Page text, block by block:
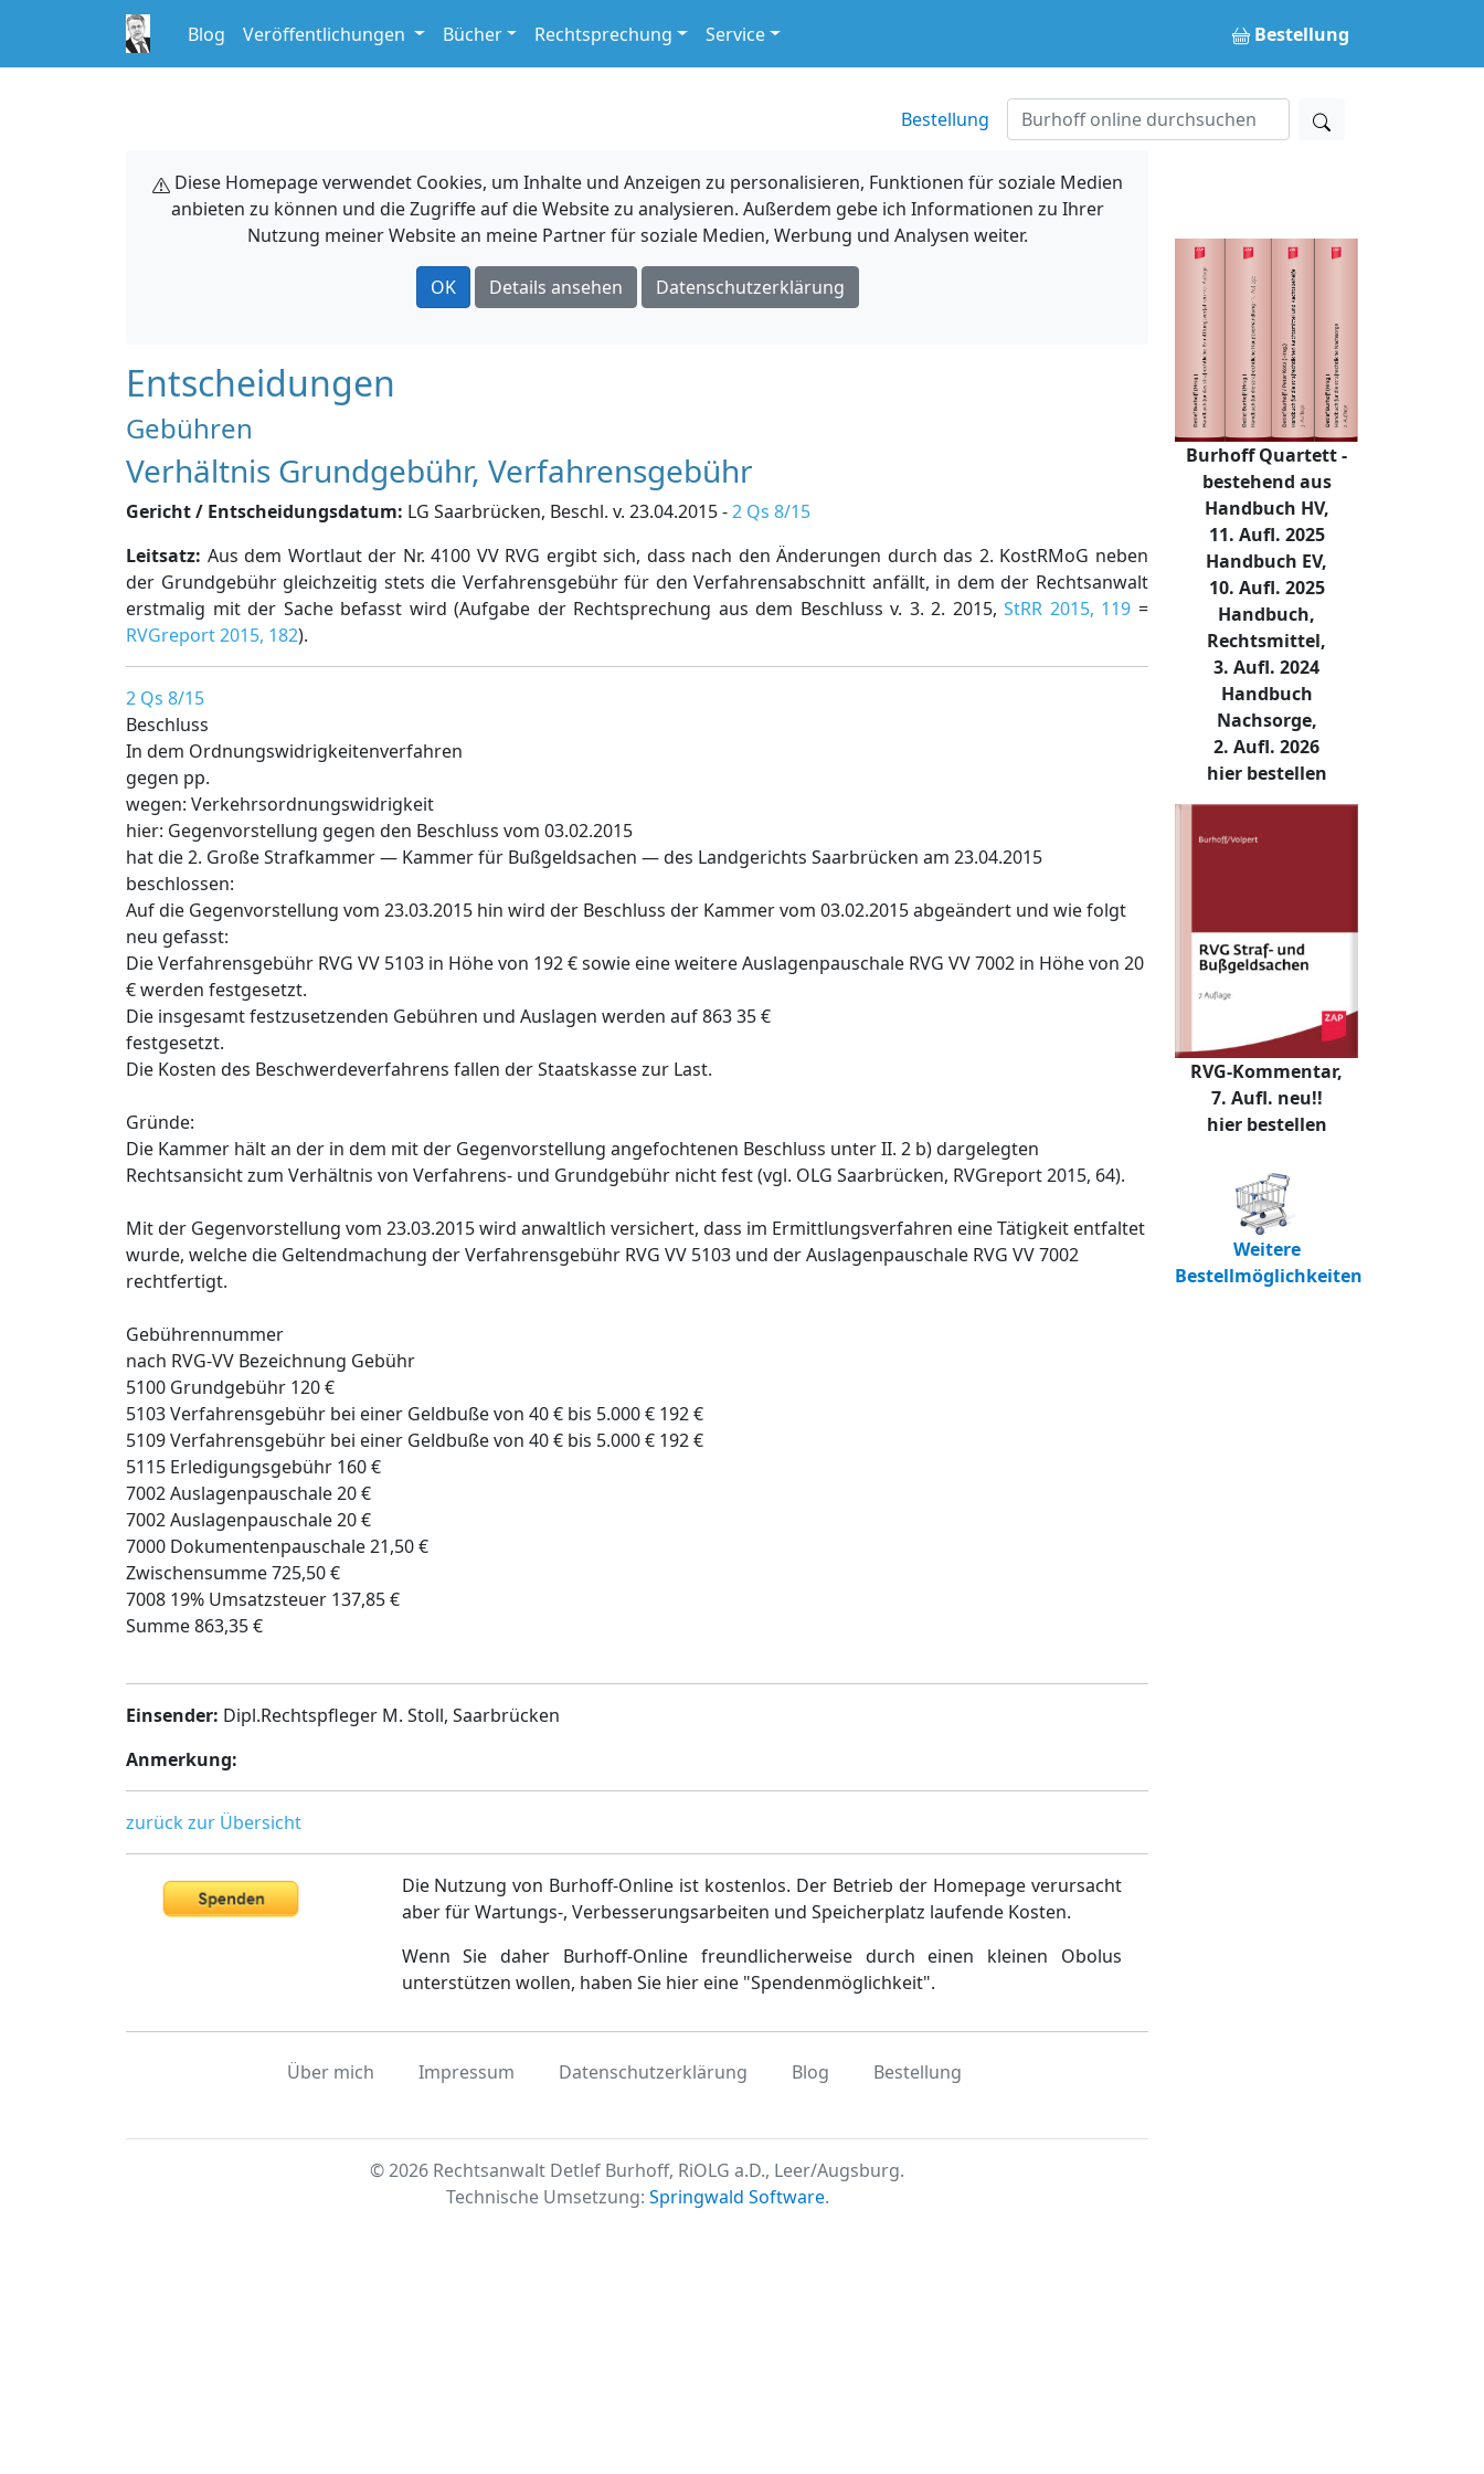
Blog Veröffentlichungen Bücher Rechtsprechung Service Bestellung
Bestellung
Diese Homepage verwendet Cookies, um Inhalte und Anzeigen zu personalisieren, Funktionen für soziale Medien
anbieten zu können und die Zugriffe auf die Website zu analysieren. Außerdem gebe ich Informationen zu Ihrer
Nutzung meiner Website an meine Partner für soziale Medien, Werbung und Analysen weiter.
OK Details ansehen Datenschutzerklärung
Entscheidungen
Gebühren
Verhältnis Grundgebühr, Verfahrensgebühr
Gericht / Entscheidungsdatum: LG Saarbrücken, Beschl. v. 23.04.2015 -2 Qs 8/15
Leitsatz: Aus dem Wortlaut der Nr. 4100 VV RVG ergibt sich, dass nach den Änderungen durch das 2. KostRMoG neben
der Grundgebühr gleichzeitig stets die Verfahrensgebühr für den Verfahrensabschnitt anfällt, in dem der Rechtsanwalt
erstmalig mit der Sache befasst wird (Aufgabe der Rechtsprechung aus dem Beschluss v. 3. 2. 2015,StRR 2015, 119 =
RVGreport 2015, 182).
2 Qs 8/15
Beschluss
In dem Ordnungswidrigkeitenverfahren
gegen pp.
wegen: Verkehrsordnungswidrigkeit
hier: Gegenvorstellung gegen den Beschluss vom 03.02.2015
hat die 2. Große Strafkammer — Kammer für Bußgeldsachen — des Landgerichts Saarbrücken am 23.04.2015
beschlossen:
Auf die Gegenvorstellung vom 23.03.2015 hin wird der Beschluss der Kammer vom 03.02.2015 abgeändert und wie folgt
neu gefasst:
Die Verfahrensgebühr RVG VV 5103 in Höhe von 192 € sowie eine weitere Auslagenpauschale RVG VV 7002 in Höhe von 20
€ werden festgesetzt.
Die insgesamt festzusetzenden Gebühren und Auslagen werden auf 863 35 €
festgesetzt.
Die Kosten des Beschwerdeverfahrens fallen der Staatskasse zur Last.
Gründe:
Die Kammer hält an der in dem mit der Gegenvorstellung angefochtenen Beschluss unter II. 2 b) dargelegten
Rechtsansicht zum Verhältnis von Verfahrens- und Grundgebühr nicht fest (vgl. OLG Saarbrücken, RVGreport 2015, 64).
Mit der Gegenvorstellung vom 23.03.2015 wird anwaltlich versichert, dass im Ermittlungsverfahren eine Tätigkeit entfaltet
wurde, welche die Geltendmachung der Verfahrensgebühr RVG VV 5103 und der Auslagenpauschale RVG VV 7002
rechtfertigt.
Gebührennummer
nach RVG-VV Bezeichnung Gebühr
5100 Grundgebühr 120 €
5103 Verfahrensgebühr bei einer Geldbuße von 40 € bis 5.000 € 192 €
5109 Verfahrensgebühr bei einer Geldbuße von 40 € bis 5.000 € 192 €
5115 Erledigungsgebühr 160 €
7002 Auslagenpauschale 20 €
7002 Auslagenpauschale 20 €
7000 Dokumentenpauschale 21,50 €
Zwischensumme 725,50 €
7008 19% Umsatzsteuer 137,85 €
Summe 863,35 €
Einsender: Dipl.Rechtspfleger M. Stoll, Saarbrücken
Anmerkung:
zurück zur Übersicht
Die Nutzung von Burhoff-Online ist kostenlos. Der Betrieb der Homepage verursacht
aber für Wartungs-, Verbesserungsarbeiten und Speicherplatz laufende Kosten.
Wenn Sie daher Burhoff-Online freundlicherweise durch einen kleinen Obolus
unterstützen wollen, haben Sie hier eine "Spendenmöglichkeit".
Über mich Impressum Datenschutzerklärung Blog Bestellung
© 2026 Rechtsanwalt Detlef Burhoff, RiOLG a.D., Leer/Augsburg.
Technische Umsetzung: Springwald Software.
Burhoff Quartett -
bestehend aus
Handbuch HV,
11. Aufl. 2025
Handbuch EV,
10. Aufl. 2025
Handbuch,
Rechtsmittel,
3. Aufl. 2024
Handbuch
Nachsorge,
2. Aufl. 2026
hier bestellen
RVG-Kommentar,
7. Aufl. neu!!
hier bestellen
Weitere
Bestellmöglichkeiten